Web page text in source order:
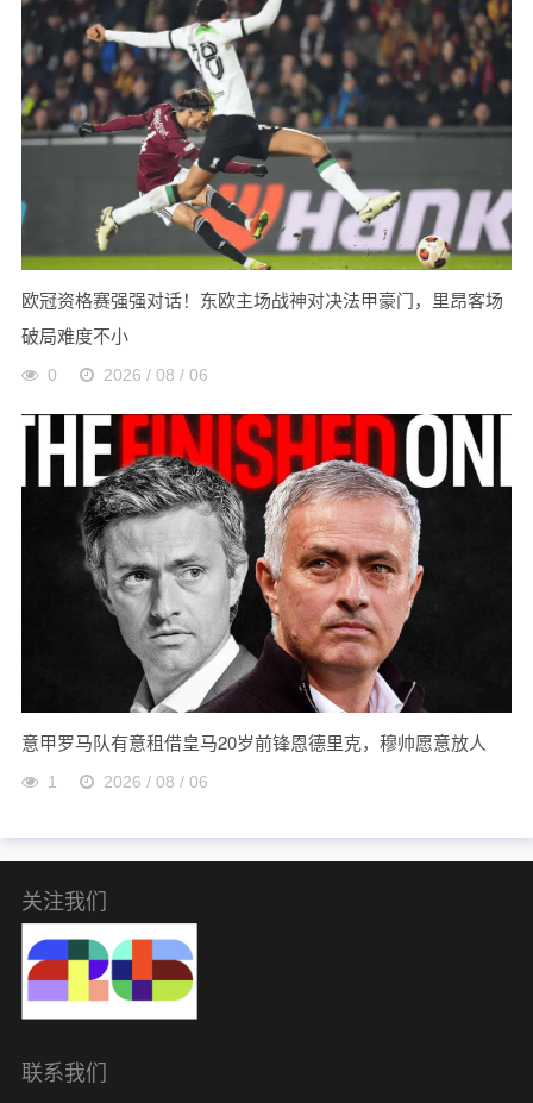
欧冠资格赛强强对话！东欧主场战神对决法甲豪门，里昂客场
破局难度不小
0 2026 / 08 / 06
意甲罗马队有意租借皇马20岁前锋恩德里克，穆帅愿意放人
1 2026 / 08 / 06
关注我们
联系我们